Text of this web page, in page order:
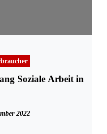
Soziale Arbeit in
2022